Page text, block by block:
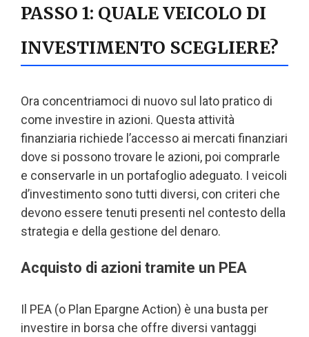
PASSO 1: QUALE VEICOLO DI
INVESTIMENTO SCEGLIERE?
Ora concentriamoci di nuovo sul lato pratico di
come investire in azioni. Questa attività
finanziaria richiede l’accesso ai mercati finanziari
dove si possono trovare le azioni, poi comprarle
e conservarle in un portafoglio adeguato. I veicoli
d’investimento sono tutti diversi, con criteri che
devono essere tenuti presenti nel contesto della
strategia e della gestione del denaro.
Acquisto di azioni tramite un PEA
Il PEA (o Plan Epargne Action) è una busta per
investire in borsa che offre diversi vantaggi